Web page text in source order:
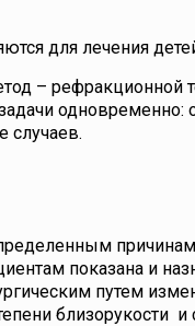
для лечения
– рефракционной
случаев.
показана и
путем
близорукости